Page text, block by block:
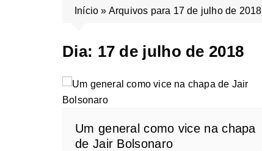
Início » Arquivos para 17 de julho de 2018
Dia: 17 de julho de 2018
Um general como vice na chapa
de Jair Bolsonaro